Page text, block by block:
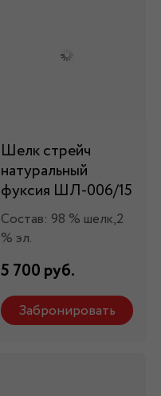
Шелк стрейч
натуральный
фуксия ШЛ-006/15
Состав: 98 % шелк,2
% эл.
5 700 руб.
Забронировать